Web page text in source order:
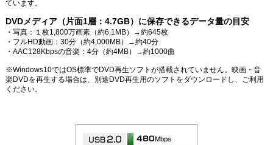
ています。
DVDメディア（片面1層：4.7GB）に保存できるデータ量の目安
・写真：１枚1,800万画素（約6.1MB）→約645枚
・フルHD動画：30分（約4,000MB）→約40分
・AAC128Kbpsの音楽：4分（約4MB）→約1000曲
※Windows10ではOS標準でDVD再生ソフトが搭載されていません。映画・音
楽DVDを再生する場合は、別途DVD再生用のソフトをダウンロードし、ご利用
ください。